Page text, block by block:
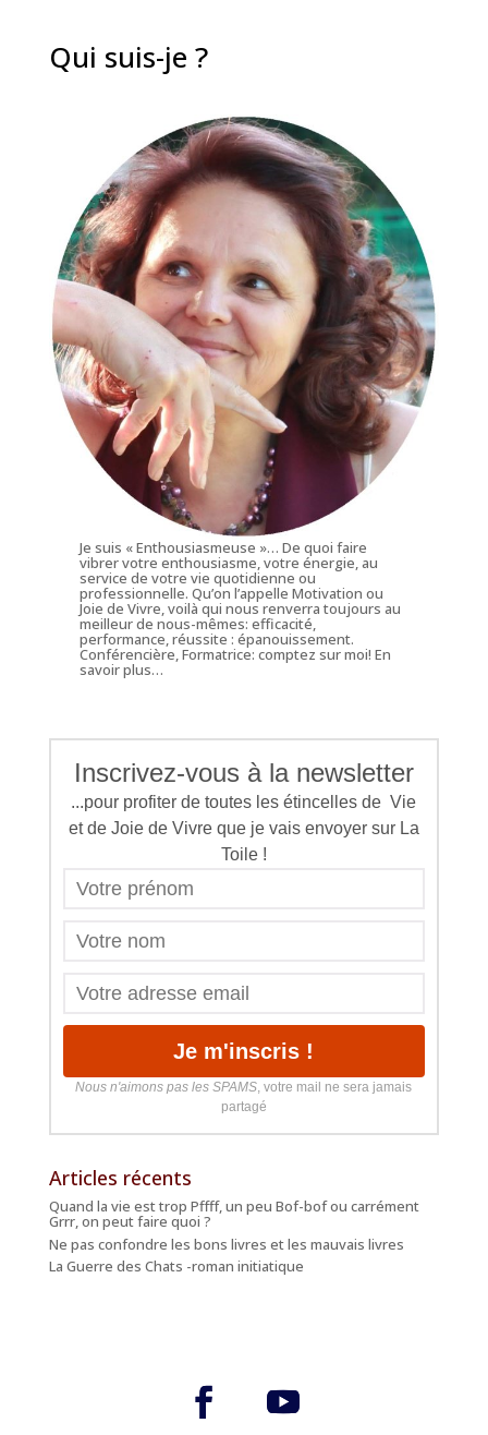
Qui suis-je ?
Je suis « Enthousiasmeuse »… De quoi faire
vibrer votre enthousiasme, votre énergie, au
service de votre vie quotidienne ou
professionnelle. Qu’on l’appelle Motivation ou
Joie de Vivre, voilà qui nous renverra toujours au
meilleur de nous-mêmes: efficacité,
performance, réussite : épanouissement.
Conférencière, Formatrice: comptez sur moi!En
savoir plus…
Inscrivez-vous à la newsletter
...pour profiter de toutes les étincelles de Vie
et de Joie de Vivre que je vais envoyer sur La
Toile !
Nous n'aimons pas les SPAMS, votre mail ne sera jamais
partagé
Articles récents
Quand la vie est trop Pffff, un peu Bof-bof ou carrément
Grrr, on peut faire quoi ?
Ne pas confondre les bons livres et les mauvais livres
La Guerre des Chats -roman initiatique